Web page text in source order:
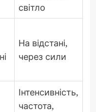
світло
На відстані,
через сили
Інтенсивність,
частота,